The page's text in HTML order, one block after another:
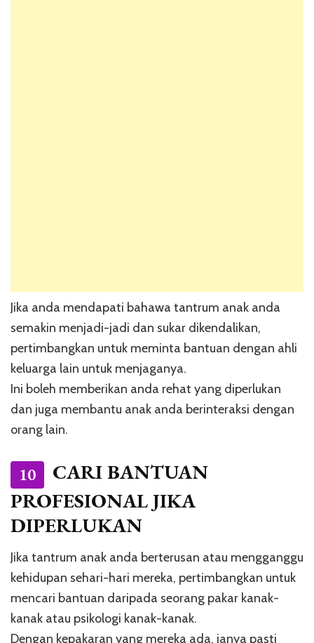
Jika anda mendapati bahawa tantrum anak anda
semakin menjadi-jadi dan sukar dikendalikan,
pertimbangkan untuk meminta bantuan dengan ahli
keluarga lain untuk menjaganya.
Ini boleh memberikan anda rehat yang diperlukan
dan juga membantu anak anda berinteraksi dengan
orang lain.
10
CARI BANTUAN
PROFESIONAL JIKA
DIPERLUKAN
Jika tantrum anak anda berterusan atau mengganggu
kehidupan sehari-hari mereka, pertimbangkan untuk
mencari bantuan daripada seorang pakar kanak-
kanak atau psikologi kanak-kanak.
Dengan kepakaran yang mereka ada, ianya pasti